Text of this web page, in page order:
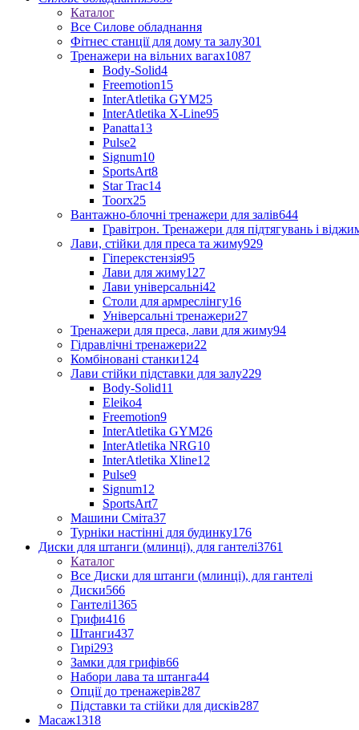
Каталог
Все Силове обладнання
Фітнес станції для дому та залу301
Тренажери на вільних вагах1087
Body-Solid4
Freemotion15
InterAtletika GYM25
InterAtletika X-Line95
Panatta13
Pulse2
Signum10
SportsArt8
Star Trac14
Toorx25
Вантажно-блочні тренажери для залів644
Гравітрон. Тренажери для підтягувань і
Лави, стійки для преса та жиму929
Гіперекстензія95
Лави для жиму127
Лави універсальні42
Столи для армреслінгу16
Універсальні тренажери27
Тренажери для преса, лави для жиму94
Гідравлічні тренажери22
Комбіновані станки124
Лави стійки підставки для залу229
Body-Solid11
Eleiko4
Freemotion9
InterAtletika GYM26
InterAtletika NRG10
InterAtletika Xline12
Pulse9
Signum12
SportsArt7
Машини Сміта37
Турніки настінні для будинку176
Диски для штанги (млинці), для гантелі3761
Каталог
Все Диски для штанги (млинці), для гантелі
Диски566
Гантелі1365
Грифи416
Штанги437
Гирі293
Замки для грифів66
Набори лава та штанга44
Опції до тренажерів287
Підставки та стійки для дисків287
Масаж1318